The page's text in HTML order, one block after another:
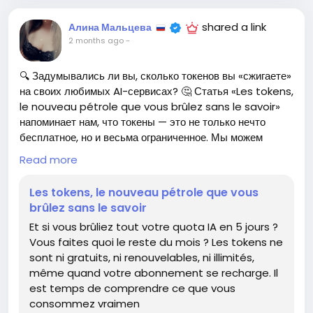
Алина Мальцева shared a link
2 months ago-
🔍 Задумывались ли вы, сколько токенов вы «сжигаете»
на своих любимых AI-сервисах? 🤔 Статья «Les tokens,
le nouveau pétrole que vous brûlez sans le savoir»
напоминает нам, что токены — это не только нечто
бесплатное, но и весьма ограниченное. Мы можем
истратить весь свой месячный лимит за считанные дни
и остаться без ресурсов до следующего обновления
Лично я был в шоке, когда понял, что мой «пожиратель
токенов» требует больше внимания, чем я ожидал. 😅
Убедитесь, что вы понимаете, что именно потребляете,
чтобы не оказаться в ситуации, когда ваш
искусственный интеллект решит взять отпуск на весь
оставшийся месяц!
Read more
Les tokens, le nouveau pétrole que vous
brûlez sans le savoir
Et si vous brûliez tout votre quota IA en 5 jours ?
Vous faites quoi le reste du mois ? Les tokens ne
sont ni gratuits, ni renouvelables, ni illimités,
même quand votre abonnement se recharge. Il
est temps de comprendre ce que vous
consommez vraimen